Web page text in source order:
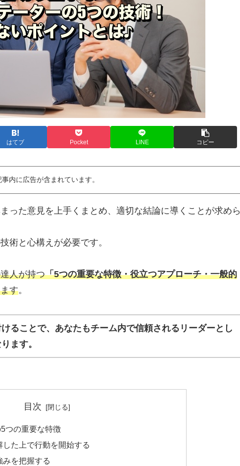
はてブ Pocket LINE コピー
事内に広告が含まれています。
った意見を上手くまとめ、適切な結論に導くことが求めら
術と心構えが必要です。
人が持つ「5つの重要な特徴・役立つアプローチ・一般的
す。
ることで、あなたもチーム内で信頼されるリーダーとし
ます。
目次
つの重要な特徴
た上で行動を開始する
を把握する